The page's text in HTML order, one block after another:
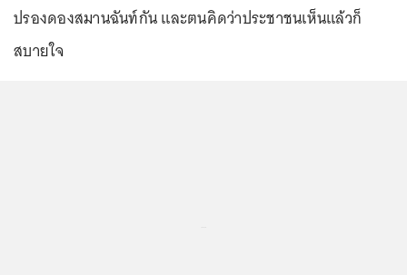
ปรองดองสมานฉันท์กัน และตนคิดว่าประชาชนเห็นแล้วก็
สบายใจ